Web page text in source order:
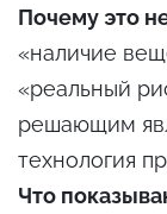
Почему это
«наличие
«реальный
решающим
технология
Что